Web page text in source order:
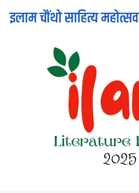
इलाम चौंथो साहित्य महोत्सव